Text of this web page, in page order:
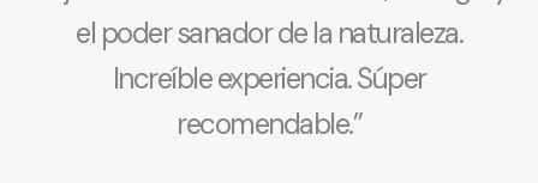
el poder sanador de la naturaleza.
Increíble experiencia. Súper
recomendable.”